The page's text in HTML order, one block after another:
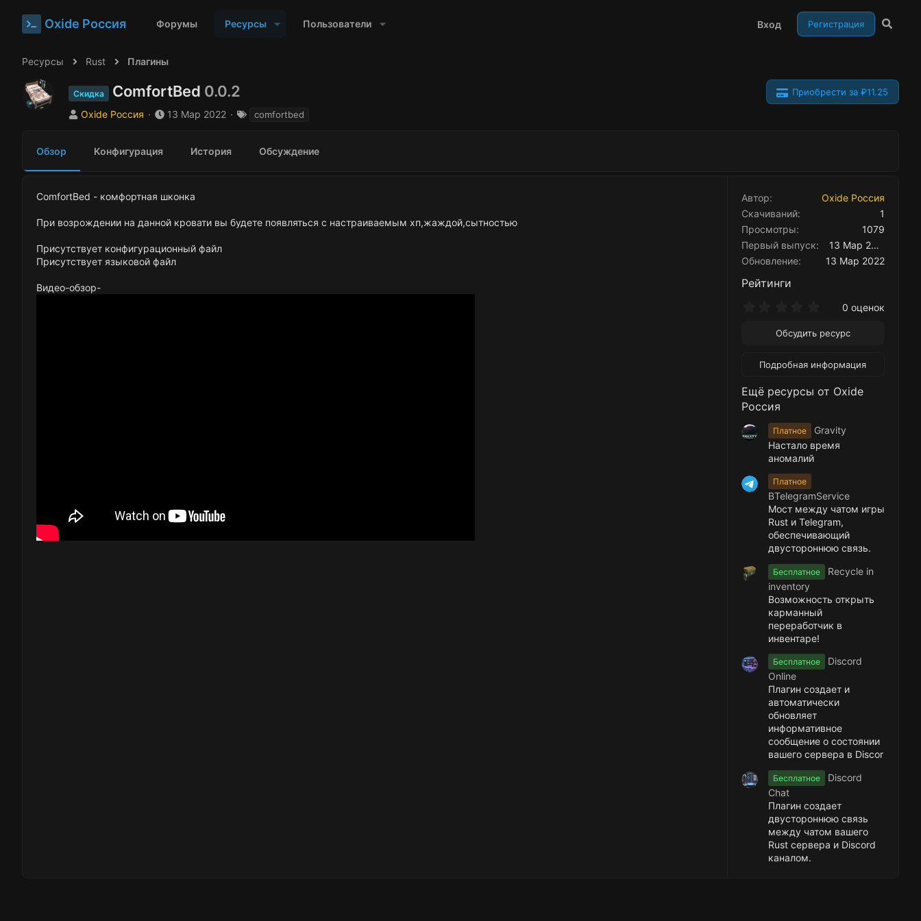
Oxide Россия Форумы Ресурсы Пользователи Вход Регистрация
Ресурсы Rust Плагины
Скидка ComfortBed 0.0.2 Приобрести за ₽11.25
А
Oxide Россия
Д
з
а
и
я
13 Мар 2022
Тcomfortbed
Обзор Конфигурация История Обсуждение
ComfortBed - комфортная шконка
При возрождении на данной кровати вы будете появляться с настраиваемым хп,жаждой,сытностью
Присутствует конфигурационный файл
Присутствует языковой файл
Видео-обзор-
Автор
Oxide Россия
Скачиваний
1
Просмотры
1079
Первый выпуск
13 Мар 2022
Обновление
13 Мар 2022
Рейтинги
0
в
ё
д
0 оценок
Обсудить ресурс
Подробная информация
Ещё ресурсы от Oxide
Россия
Платное
Gravity
Настало время
аномалий
Платное
BTelegramService
Мост между чатом игры
Rust и Telegram,
обеспечивающий
двустороннюю связь.
Бесплатное
Recycle in
inventory
Возможность открыть
карманный
переработчик в
инвентаре!
Бесплатное
Discord
Online
Плагин создает и
автоматически
обновляет
информативное
сообщение о состоянии
вашего сервера в Discor
Бесплатное
Discord
Chat
Плагин создает
двустороннюю связь
между чатом вашего
Rust сервера и Discord
каналом.